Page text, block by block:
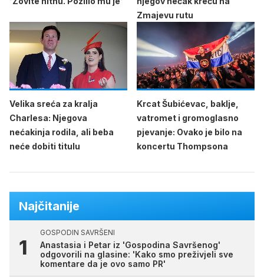
Zmajevu rutu
Velika sreća za kralja
Charlesa: Njegova
nećakinja rodila, ali beba
neće dobiti titulu
Krcat Šubićevac, baklje,
vatromet i gromoglasno
pjevanje: Ovako je bilo na
koncertu Thompsona
Najčitanije
GOSPODIN SAVRŠENI
Anastasia i Petar iz 'Gospodina Savršenog'
odgovorili na glasine: 'Kako smo preživjeli sve
komentare da je ovo samo PR'